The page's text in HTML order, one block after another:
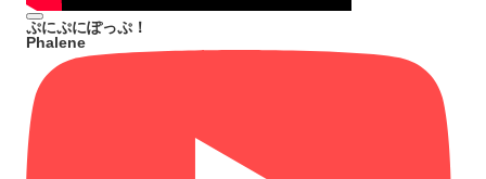
ぷにぷにぽっぷ！
Phalene